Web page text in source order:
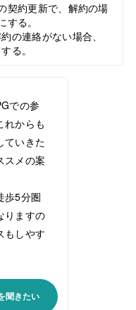
約更新で、解約の場
る。
の連絡がない場合、
る。
での参
れからも
ていきた
スメの案
歩5分圏
りますの
もしやす
聞きたい